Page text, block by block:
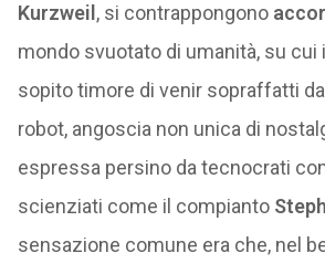
Kurzweil , si contrappongono
mondo svuotato di umanità, su cui
sopito timore di venir sopraffatti
robot, angoscia non unica di
espressa persino da tecnocrati
scienziati come il compianto
sensazione comune era che, nel